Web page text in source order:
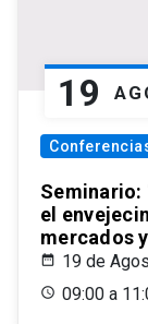
19
Seminario:
el
mercados
19 de
09:00 a